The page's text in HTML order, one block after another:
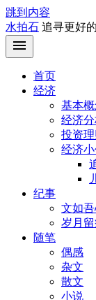
跳到内容
水拍石 追寻更好
首页
经济
基本
经济
投资
经济
纪事
文如
岁月
随笔
偶感
杂文
散文
小说